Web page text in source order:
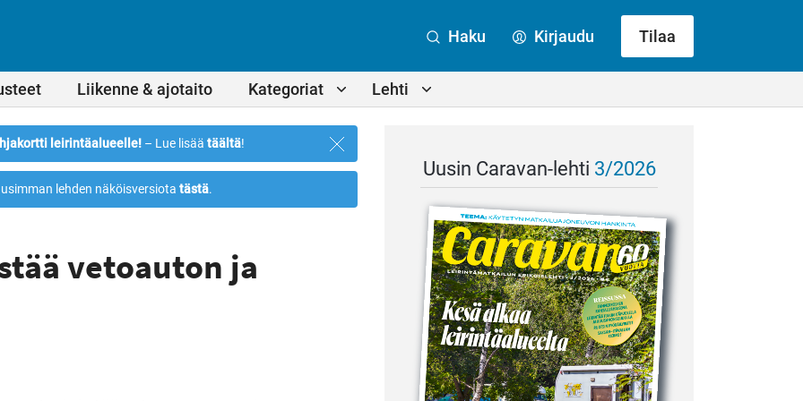
Liikenne & ajotaito Kategoriat Lehti
Haku Kirjaudu Tilaa
leirintäalueelle! – Lue lisää täältä!
Sulje
ilmoitus
lehden näköisversiota tästä.
vetoauton ja
Uusin Caravan-lehti 3/2026